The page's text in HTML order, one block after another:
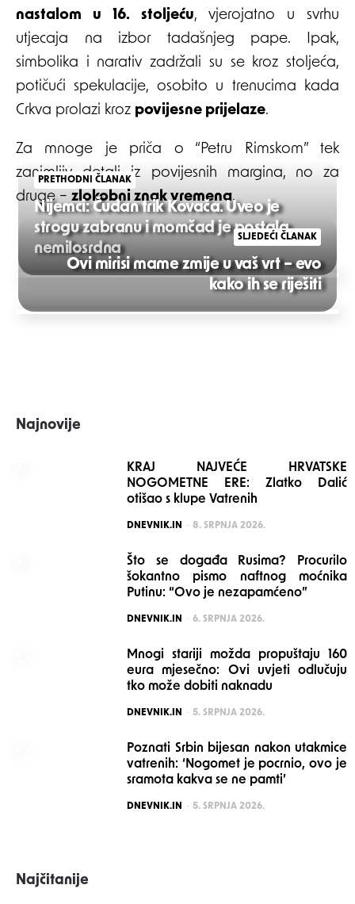
nastalom u 16. stoljeću, vjerojatno u svrhu
utjecaja na izbor tadašnjeg pape. Ipak,
simbolika i narativ zadržali su se kroz stoljeća,
potičući spekulacije, osobito u trenucima kada
Crkva prolazi kroz povijesne prijelaze.
Za mnoge je priča o “Petru Rimskom” tek
zanimljiv detalj iz povijesnih margina, no za
druge – zlokobni znak vremena.
Post
navigation
PRETHODNI ČLANAK
Nijemci: Čudan trik Kovača. Uveo je
strogu zabranu i momčad je postala
nemilosrdna
SLJEDEĆI ČLANAK
Ovi mirisi mame zmije u vaš vrt – evo
kako ih se riješiti
Najnovije
KRAJ NAJVEĆE HRVATSKE
NOGOMETNE ERE: Zlatko Dalić
otišao s klupe Vatrenih
POSTED
DNEVNIK.IN 8. SRPNJA 2026.
Što se događa Rusima? Procurilo
šokantno pismo naftnog moćnika
Putinu: “Ovo je nezapamćeno”
POSTED
DNEVNIK.IN 6. SRPNJA 2026.
Mnogi stariji možda propuštaju 160
eura mjesečno: Ovi uvjeti odlučuju
tko može dobiti naknadu
POSTED
DNEVNIK.IN 5. SRPNJA 2026.
Poznati Srbin bijesan nakon utakmice
vatrenih: ‘Nogomet je pocrnio, ovo je
sramota kakva se ne pamti’
POSTED
DNEVNIK.IN 5. SRPNJA 2026.
Najčitanije